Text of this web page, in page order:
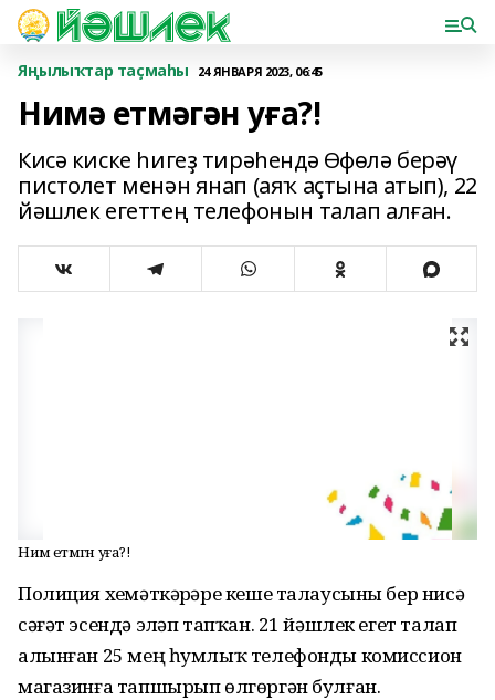
Яңылыҡтар таҫмаһы 24 ЯНВАРЯ 2023, 06:45
Нимә етмәгән уға?!
Кисә киске һигеҙ тирәһендә Өфөлә берәү
пистолет менән янап (аяҡ аҫтына атып), 22
йәшлек егеттең телефонын талап алған.
Нимә етмәгән уға?!
Полиция хеҙмәткәрҙәре кеше талаусыны бер нисә
сәғәт эсендә эҙләп тапҡан. 21 йәшлек егет талап
алынған 25 мең һумлыҡ телефонды комиссион
магазинға тапшырып өлгөргән булған.